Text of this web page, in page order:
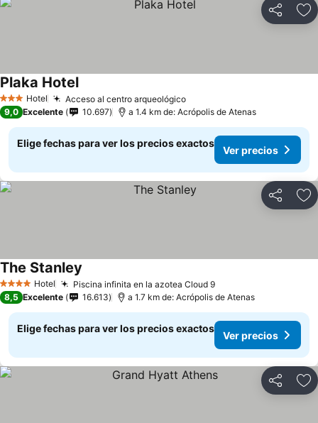
Compartir
3 Estrellas
Hotel Acceso al centro arqueológico
Plaka Hotel
9,0 Excelente 10.697 a 1.4 km de: Acrópolis de Atenas
Elige fechas para ver los precios exactos
Ver precios
Compartir
4 EstrellasHotel Piscina infinita en la azotea Cloud 9
The Stanley
8,5 Excelente 16.613 a 1.7 km de: Acrópolis de Atenas
Elige fechas para ver los precios exactos
Ver precios
Compartir